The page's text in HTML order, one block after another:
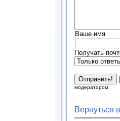
Ваше имя
Получать
модератором.
Вернуться